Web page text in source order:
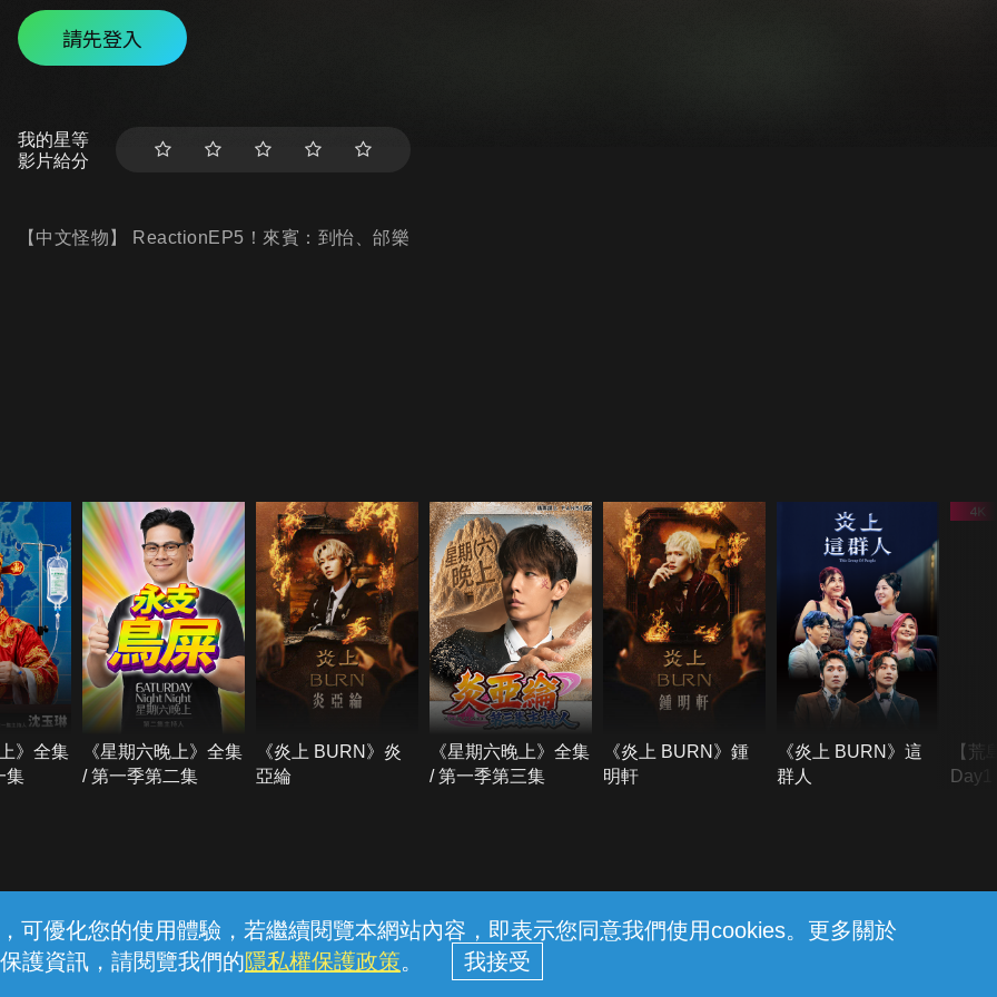
可優化您的使用體驗，若繼續閱覽本網站內容，即表示您同意我們使用cookies。更多關於
護資訊，請閱覽我們的隱私權保護政策。
請先登入
我的星等
影片給分
【中文怪物】 ReactionEP5！來賓：到怡、邰樂
》全集
集
《星期六晚上》全集
/ 第一季第二集
《炎上 BURN》炎
亞綸
《星期六晚上》全集
/ 第一季第三集
《炎上 BURN》鍾
明軒
《炎上 BURN》這
群人
【荒
線上客服 服務條款 隱私權保護
中華電信股份有限公司個人家庭分公司 (統一編號：96979949) © 2026